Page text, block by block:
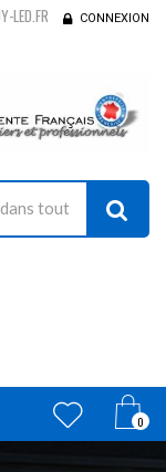
LED.FR CONNEXION
0